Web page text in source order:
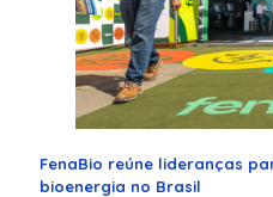
FenaBio reúne lideranças
bioenergia no Brasil